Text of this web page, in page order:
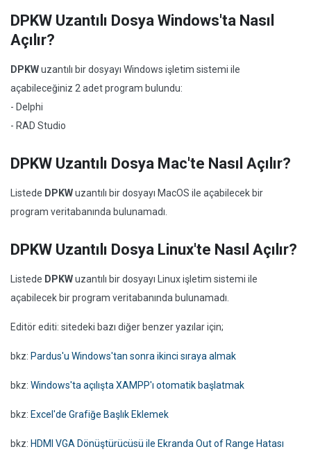
DPKW Uzantılı Dosya Windows'ta Nasıl
Açılır?
DPKWuzantılı bir dosyayı Windows işletim sistemi ile
açabileceğiniz 2 adet program bulundu:
- Delphi
- RAD Studio
DPKW Uzantılı Dosya Mac'te Nasıl Açılır?
Listede DPKWuzantılı bir dosyayı MacOS ile açabilecek bir
program veritabanında bulunamadı.
DPKW Uzantılı Dosya Linux'te Nasıl Açılır?
Listede DPKWuzantılı bir dosyayı Linux işletim sistemi ile
açabilecek bir program veritabanında bulunamadı.
Editör editi: sitedeki bazı diğer benzer yazılar için;
bkz: Pardus'u Windows'tan sonra ikinci sıraya almak
bkz: Windows'ta açılışta XAMPP'ı otomatik başlatmak
bkz: Excel'de Grafiğe Başlık Eklemek
bkz: HDMI VGA Dönüştürücüsü ile Ekranda Out of Range Hatası